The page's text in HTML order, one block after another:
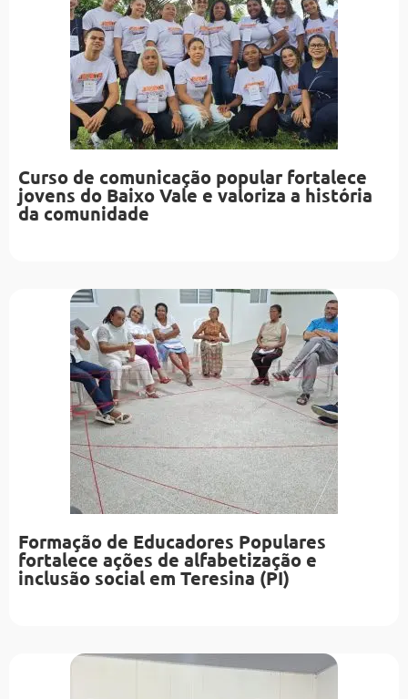
Curso de comunicação popular fortalece
jovens do Baixo Vale e valoriza a história
da comunidade
Formação de Educadores Populares
fortalece ações de alfabetização e
inclusão social em Teresina (PI)